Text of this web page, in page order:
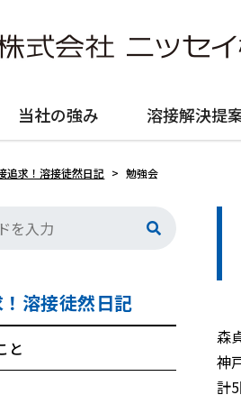
当社の強み 溶接解決提
追求！溶接徒然日記 > 勉強会
森
神
計
溶接徒然日記
と